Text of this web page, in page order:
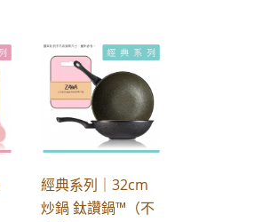
經典系列｜32cm
炒鍋 鈦讚鍋™（不